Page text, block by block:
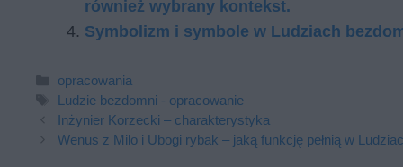
również wybrany kontekst.
Symbolizm i symbole w Ludziach
Kategorie
opracowania
Tagi
Ludzie bezdomni - opracowanie
Inżynier Korzecki – charakterystyka
Wenus z Milo i Ubogi rybak – jaką funkcję pełnią w